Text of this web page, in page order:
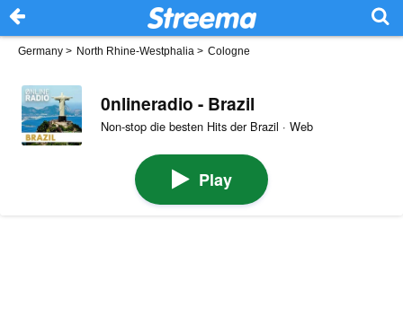
Germany > North Rhine-Westphalia > Cologne
0nlineradio - Brazil
Non-stop die besten Hits der Brazil · Web
Play